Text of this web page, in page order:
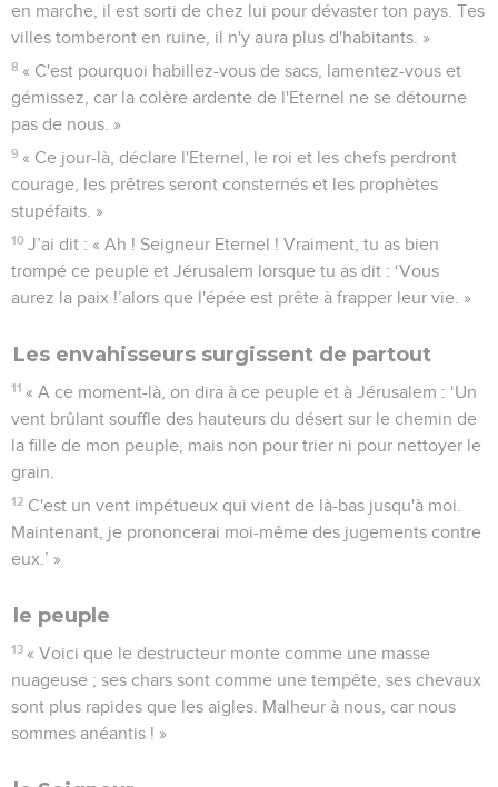
en marche, il est sorti de chez lui pour dévaster ton pays. Tes
villes tomberont en ruine, il n'y aura plus d'habitants. »
8 « C'est pourquoi habillez-vous de sacs, lamentez-vous et
gémissez, car la colère ardente de l'Eternel ne se détourne
pas de nous. »
9 « Ce jour-là, déclare l'Eternel, le roi et les chefs perdront
courage, les prêtres seront consternés et les prophètes
stupéfaits. »
10 J’ai dit : « Ah ! Seigneur Eternel ! Vraiment, tu as bien
trompé ce peuple et Jérusalem lorsque tu as dit : ‘Vous
aurez la paix !’alors que l'épée est prête à frapper leur vie. »
Les envahisseurs surgissent de partout
11 « A ce moment-là, on dira à ce peuple et à Jérusalem : ‘Un
vent brûlant souffle des hauteurs du désert sur le chemin de
la fille de mon peuple, mais non pour trier ni pour nettoyer le
grain.
12 C'est un vent impétueux qui vient de là-bas jusqu'à moi.
Maintenant, je prononcerai moi-même des jugements contre
eux.’ »
le peuple
13 « Voici que le destructeur monte comme une masse
nuageuse ; ses chars sont comme une tempête, ses chevaux
sont plus rapides que les aigles. Malheur à nous, car nous
sommes anéantis ! »